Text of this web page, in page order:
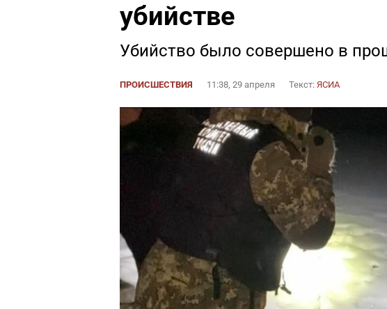
убийстве
Убийство было совершено в
ПРОИСШЕСТВИЯ 11:38, 29 апреля Текст: ЯСИА